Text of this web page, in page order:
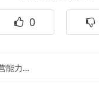
0
到“顺畅”